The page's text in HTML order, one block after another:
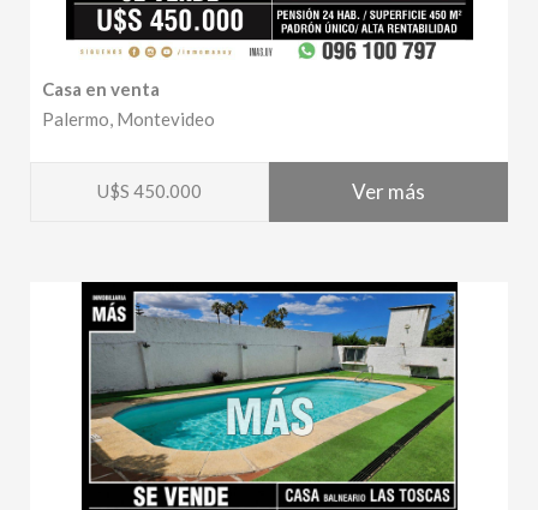
Casa en venta
Palermo, Montevideo
U$S 450.000 Ver más